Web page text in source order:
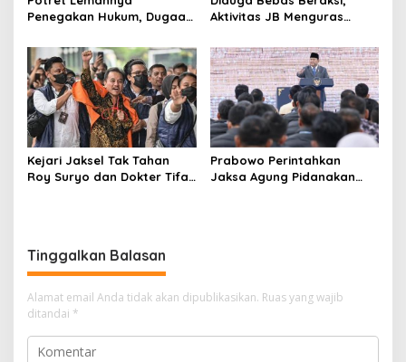
Penegakan Hukum, Dugaan
Tulungagung Tuai Sorotan
Aktivitas JB Menguras
Bojonegoro Jadi Sorotan
Warga
Kejari Jaksel Tak Tahan
Roy Suryo dan Dokter Tifa,
Prabowo Perintahkan
Jaksa Agung Pidanakan
Tinggalkan Balasan
Alamat email Anda tidak akan dipublikasikan. Ruas yang wajib
ditandai *